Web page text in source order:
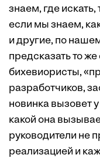
знаем, где искать,
если мы знаем,
и другие, по
предсказать то
бихевиористы,
разработчиков,
новинка вызовет
какой она
руководители не
реализацией и